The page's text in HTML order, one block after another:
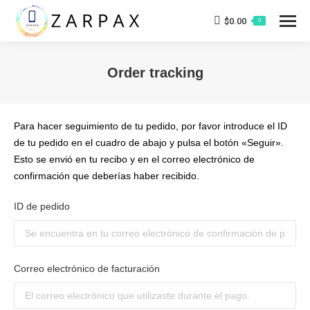
$0.00 0
Order tracking
Para hacer seguimiento de tu pedido, por favor introduce el ID
de tu pedido en el cuadro de abajo y pulsa el botón «Seguir».
Esto se envió en tu recibo y en el correo electrónico de
confirmación que deberías haber recibido.
ID de pedido
Correo electrónico de facturación